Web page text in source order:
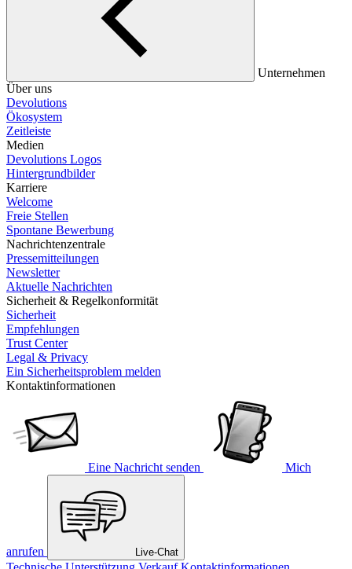
Unternehmen
Über uns
Devolutions
Ökosystem
Zeitleiste
Medien
Devolutions Logos
Hintergrundbilder
Karriere
Welcome
Freie Stellen
Spontane Bewerbung
Nachrichtenzentrale
Pressemitteilungen
Newsletter
Aktuelle Nachrichten
Sicherheit & Regelkonformität
Sicherheit
Empfehlungen
Trust Center
Legal & Privacy
Ein Sicherheitsproblem melden
Kontaktinformationen
Eine Nachricht senden Mich
anrufen Live-Chat